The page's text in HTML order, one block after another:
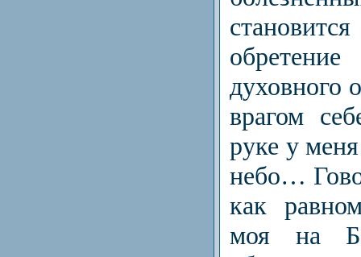
духовного
врагом
руке у
небо…
как
моя на